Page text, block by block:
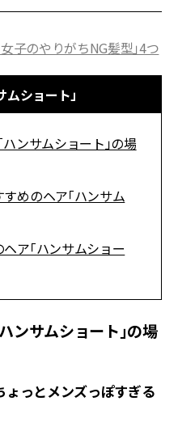
子のやりがちNG髪型」4つ
ショート」
ンサムショート」の場
めのヘア「ハンサム
ア「ハンサムショー
ンサムショート」の場
っとメンズっぽすぎる